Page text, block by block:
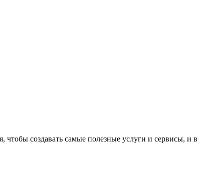
чтобы создавать самые полезные услуги и сервисы,